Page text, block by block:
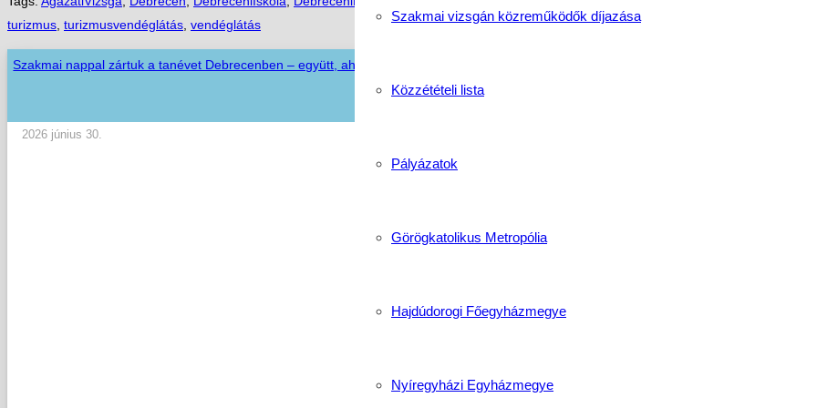
Szakmai vizsgán közreműködők díjazása
Közzétételi lista
Pályázatok
Görögkatolikus Metropólia
Hajdúdorogi Főegyházmegye
Nyíregyházi Egyházmegye
turizmus turizmusvendéglátás vendéglátás
Szakmai nappal zártuk a tanévet Debrecenben – együtt, ahogy az igazi közösségek
2026 június 30.